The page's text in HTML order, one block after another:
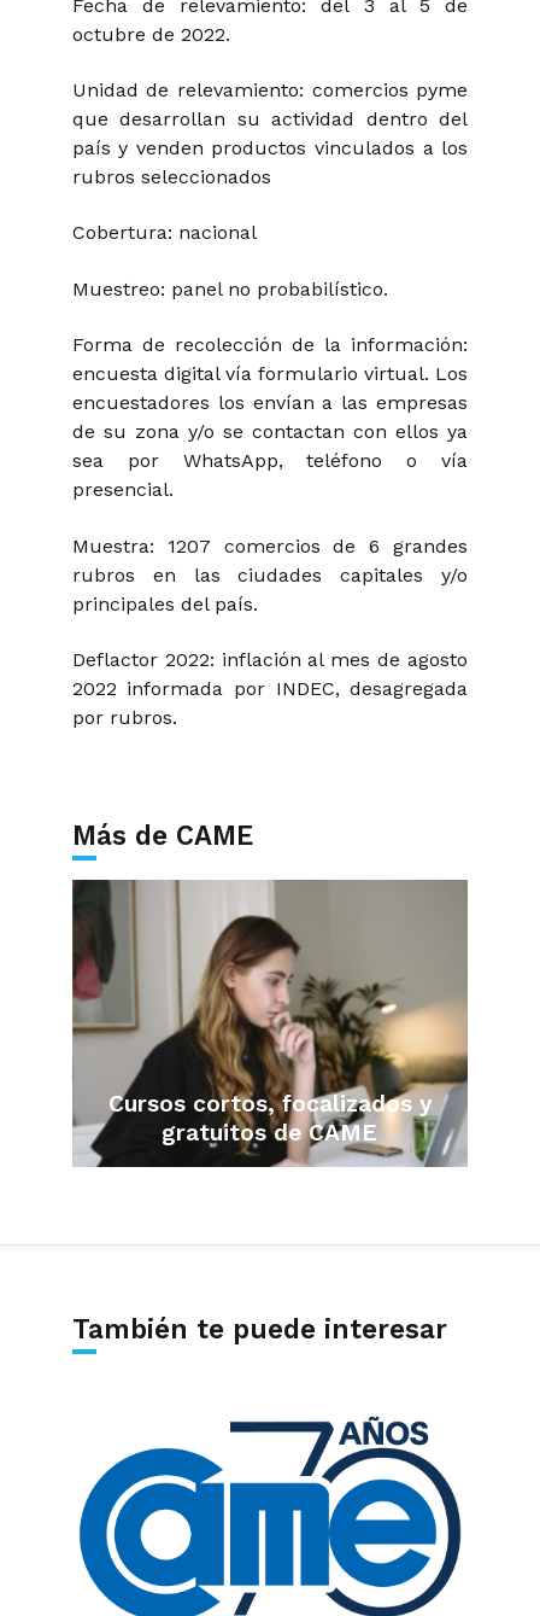
Fecha de relevamiento: del 3 al 5 de
octubre de 2022.
Unidad de relevamiento: comercios pyme
que desarrollan su actividad dentro del
país y venden productos vinculados a los
rubros seleccionados
Cobertura: nacional
Muestreo: panel no probabilístico.
Forma de recolección de la información:
encuesta digital vía formulario virtual. Los
encuestadores los envían a las empresas
de su zona y/o se contactan con ellos ya
sea por WhatsApp, teléfono o vía
presencial.
Muestra: 1207 comercios de 6 grandes
rubros en las ciudades capitales y/o
principales del país.
Deflactor 2022: inflación al mes de agosto
2022 informada por INDEC, desagregada
por rubros.
Más de CAME
Cursos cortos, focalizados y
gratuitos de CAME
También te puede interesar